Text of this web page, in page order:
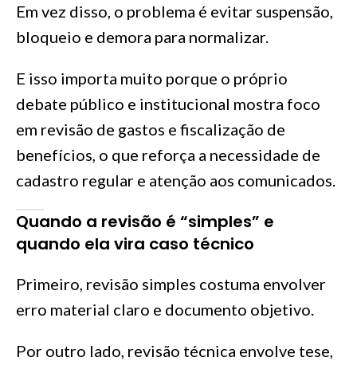
Em vez disso, o problema é evitar suspensão,
bloqueio e demora para normalizar.
E isso importa muito porque o próprio
debate público e institucional mostra foco
em revisão de gastos e fiscalização de
benefícios, o que reforça a necessidade de
cadastro regular e atenção aos comunicados.
Quando a revisão é “simples” e
quando ela vira caso técnico
Primeiro, revisão simples costuma envolver
erro material claro e documento objetivo.
Por outro lado, revisão técnica envolve tese,